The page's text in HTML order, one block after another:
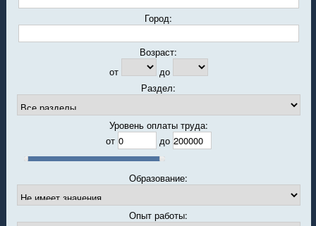
Город:
Возраст:
от
до
Раздел:
Уровень оплаты труда:
от
до
Образование:
Опыт работы: